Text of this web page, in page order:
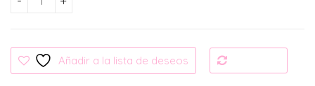
Invitación Digital: León Cute cantidad
Añadir a la lista de deseos